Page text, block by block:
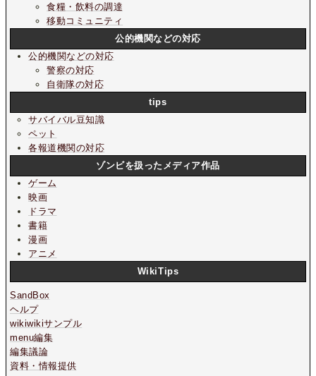
食糧・飲料の調達
移動コミュニティ
公的機関などの対応
公的機関などの対応
警察の対応
自衛隊の対応
tips
サバイバル豆知識
ペット
各報道機関の対応
ゾンビを扱ったメディア作品
ゲーム
映画
ドラマ
書籍
漫画
アニメ
WikiTips
SandBox
ヘルプ
wikiwikiサンプル
menu編集
編集議論
資料・情報提供